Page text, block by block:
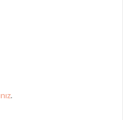
.